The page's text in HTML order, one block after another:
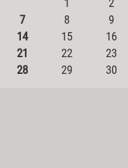
7
8 9
14
15 16
21
22 23
28
29 30